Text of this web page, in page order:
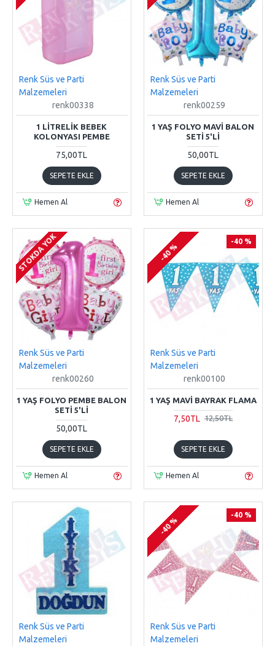
Renk Süs ve Parti
Malzemeleri
renk00338
1 LITRELIK BEBEK
KOLONYASI PEMBE
75,00TL
SEPETE EKLE
Hemen Al
Renk Süs ve Parti
Malzemeleri
renk00259
1 YAŞ FOLYO MAVI BALON
SETI 5'LI
50,00TL
SEPETE EKLE
Hemen Al
STOKDA YOK
Renk Süs ve Parti
Malzemeleri
renk00260
1 YAŞ FOLYO PEMBE BALON
SETI 5'LI
50,00TL
SEPETE EKLE
Hemen Al
-40 %
-40 %
-40 %
Renk Süs ve Parti
Malzemeleri
renk00100
1 YAŞ MAVI BAYRAK FLAMA
7,50TL 12,50TL
SEPETE EKLE
Hemen Al
Renk Süs ve Parti
Malzemeleri
-40 %
-40 %
-40 %
Renk Süs ve Parti
Malzemeleri